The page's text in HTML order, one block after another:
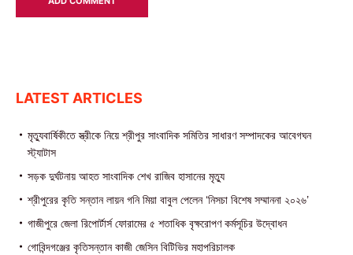
LATEST ARTICLES
মৃত্যুবার্ষিকীতে স্ত্রীকে নিয়ে শ্রীপুর সাংবাদিক সমিতির সাধারণ সম্পাদকের আবেগঘন
স্ট্যাটাস
সড়ক দুর্ঘটনায় আহত সাংবাদিক শেখ রাজিব হাসানের মৃত্যু
শ্রীপুরের কৃতি সন্তান লায়ন গনি মিয়া বাবুল পেলেন ‘নিসচা বিশেষ সম্মাননা ২০২৬’
গাজীপুরে জেলা রিপোর্টার্স ফোরামের ৫ শতাধিক বৃক্ষরোপণ কর্মসূচির উদ্বোধন
গোবিন্দগঞ্জের কৃতিসন্তান কাজী জেসিন বিটিভির মহাপরিচালক